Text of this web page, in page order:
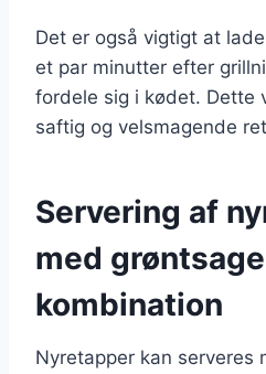
Det er også vigtigt at
et par minutter efter
fordele sig i kødet. Dette
saftig og velsmagende
Servering af
med
kombination
Nyretapper kan serveres